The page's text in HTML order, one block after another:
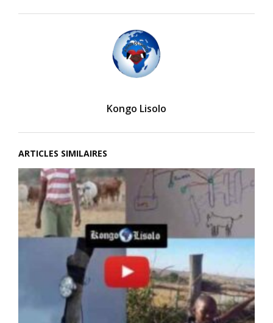
Kongo Lisolo
ARTICLES SIMILAIRES